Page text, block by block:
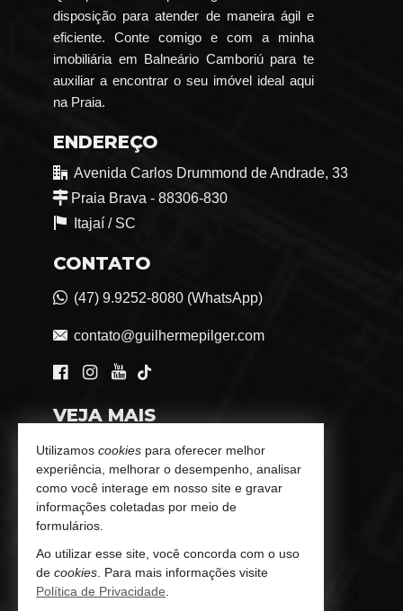
disposição para atender de maneira ágil e
eficiente. Conte comigo e com a minha
imobiliária em Balneário Camboriú para te
auxiliar a encontrar o seu imóvel ideal aqui
na Praia.
ENDEREÇO
Avenida Carlos Drummond de Andrade, 33
Praia Brava - 88306-830
Itajaí / SC
CONTATO
(47) 9.9252-8080 (WhatsApp)
contato@guilhermepilger.com
VEJA MAIS
Consultoria Imobiliária Personalizada
trabalhe conosco
Indicadores Financeiros
Imóveis Favoritos
Mapa de Imóveis
Utilizamos cookies para oferecer melhor
experiência, melhorar o desempenho, analisar
como você interage em nosso site e gravar
informações coletadas por meio de
formulários.
Ao utilizar esse site, você concorda com o uso
de cookies . Para mais informações visite
Política de Privacidade